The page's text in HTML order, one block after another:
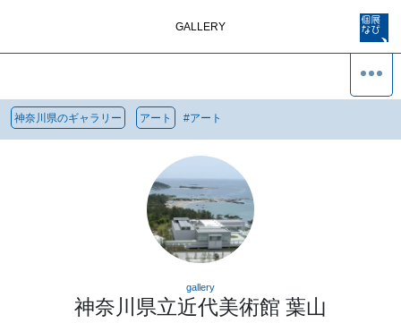
GALLERY
神奈川県のギャラリー アート #アート
gallery
神奈川県立近代美術館 葉山